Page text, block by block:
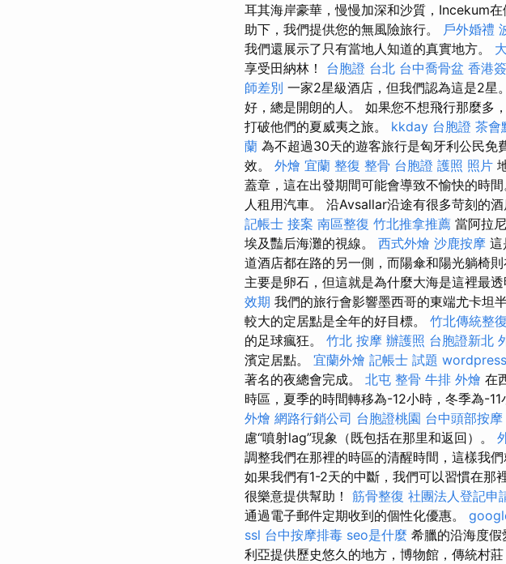
耳其海岸豪華，慢慢加深和沙質，Incekum
助下，我們提供您的無風險旅行。 戶外婚禮
我們還展示了只有當地人知道的真實地方。
享受田納林！ 台胞證 台北 台中喬骨盆 香港
師差別 一家2星級酒店，但我們認為這是2星。
好，總是開朗的人。 如果您不想飛行那麼多
打破他們的夏威夷之旅。 kkday 台胞證 茶會
蘭 為不超過30天的遊客旅行是匈牙利公民免
效。 外燴 宜蘭 整復 整骨 台胞證 護照 照片
蓋章，這在出發期間可能會導致不愉快的時間
人租用汽車。 沿Avsallar沿途有很多苛刻的
記帳士 接案 南區整復 竹北推拿推薦 當阿拉
埃及豔后海灘的視線。 西式外燴 沙鹿按摩 這
道酒店都在路的另一側，而陽傘和陽光躺椅則
主要是卵石，但這就是為什麼大海是這裡最透
效期 我們的旅行會影響墨西哥的東端尤卡坦
較大的定居點是全年的好目標。 竹北傳統整
的足球瘋狂。 竹北 按摩 辦護照 台胞證新北
濱定居點。 宜蘭外燴 記帳士 試題
著名的夜總會完成。 北屯 整骨 牛排 外燴 在
時區，夏季的時間轉移為-12小時，冬季為-11
外燴 網路行銷公司 台胞證桃園 台中頭部按摩
慮“噴射lag”現象（既包括在那里和返回）。
調整我們在那裡的時區的清醒時間，這樣我
如果我們有1-2天的中斷，我們可以習慣在那
很樂意提供幫助！ 筋骨整復 社團法人登記申
通過電子郵件定期收到的個性化優惠。
ssl 台中按摩排毒 seo是什麼 希臘的沿海度
利亞提供歷史悠久的地方，博物館，傳統村